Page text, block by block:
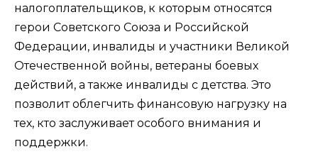
налогоплательщиков, к которым относятся
герои Советского Союза и Российской
Федерации, инвалиды и участники Великой
Отечественной войны, ветераны боевых
действий, а также инвалиды с детства. Это
позволит облегчить финансовую нагрузку на
тех, кто заслуживает особого внимания и
поддержки.